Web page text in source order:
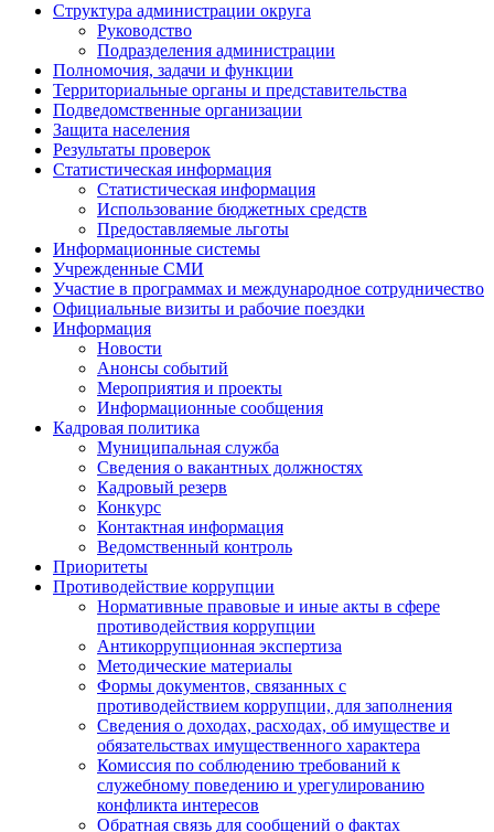
Структура администрации округа
Руководство
Подразделения администрации
Полномочия, задачи и функции
Территориальные органы и представительства
Подведомственные организации
Защита населения
Результаты проверок
Статистическая информация
Статистическая информация
Использование бюджетных средств
Предоставляемые льготы
Информационные системы
Учрежденные СМИ
Участие в программах и международное сотрудничество
Официальные визиты и рабочие поездки
Информация
Новости
Анонсы событий
Мероприятия и проекты
Информационные сообщения
Кадровая политика
Муниципальная служба
Сведения о вакантных должностях
Кадровый резерв
Конкурс
Контактная информация
Ведомственный контроль
Приоритеты
Противодействие коррупции
Нормативные правовые и иные акты в сфере
противодействия коррупции
Антикоррупционная экспертиза
Методические материалы
Формы документов, связанных с
противодействием коррупции, для заполнения
Сведения о доходах, расходах, об имуществе и
обязательствах имущественного характера
Комиссия по соблюдению требований к
служебному поведению и урегулированию
конфликта интересов
Обратная связь для сообщений о фактах